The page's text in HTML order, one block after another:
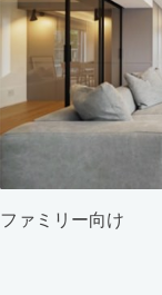
ファミリー向け